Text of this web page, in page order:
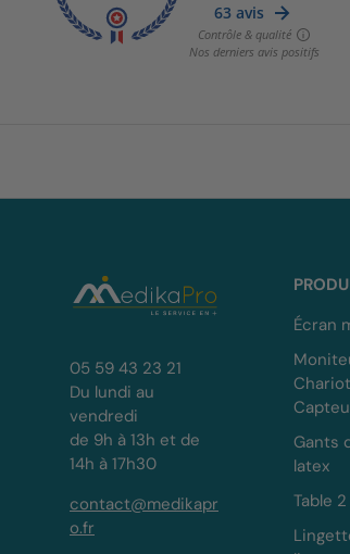
05 59 43 23 21
Du lundi au
vendredi
de 9h à 13h et de
14h à 17h30
contact@medikapr
o.fr
Écran
Gants
latex
Table